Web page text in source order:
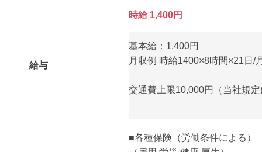
給与
時給 1,400円
基本給：1,400円
月収例 時給1400×8時間×21日/
交通費上限10,000円（当社規
■各種保険（労働条件による）